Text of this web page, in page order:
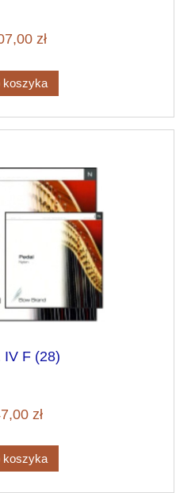
zł
koszyka
IV F (28)
zł
koszyka